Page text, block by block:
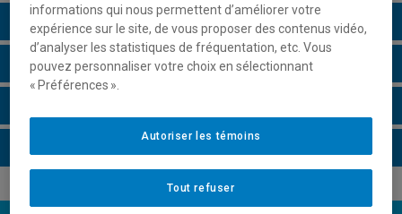
Description du cours
Horaire - Été 2026
informations qui nous permettent d’améliorer votre
expérience sur le site, de vous proposer des contenus vidéo,
d’analyser les statistiques de fréquentation, etc. Vous
pouvez personnaliser votre choix en sélectionnant
« Préférences ».
Tout refuser
Autoriser les témoins